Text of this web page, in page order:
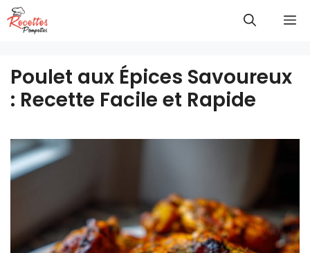
Aller
au
Poulet aux Épices Savoureux
: Recette Facile et Rapide